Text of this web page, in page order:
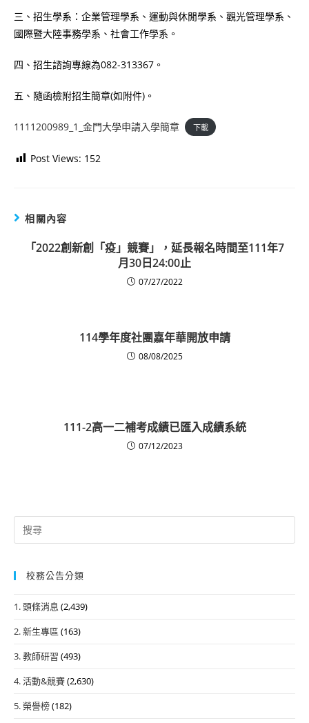
三、招生學系：企業管理學系、運動與休閒學系、觀光管理學系、
國際暨大陸事務學系、社會工作學系。
四、招生諮詢專線為082-313367。
五、隨函檢附招生簡章(如附件)。
1111200989_1_金門大學申請入學簡章 下載
Post Views: 152
相關內容
「2022創新創「疫」競賽」，延長報名時間至111年7
月30日24:00止
07/27/2022
114學年度社團嘉年華開放申請
08/08/2025
111-2高一二補考成績已匯入成績系統
07/12/2023
Search
for:
校務公告分類
1. 頭條消息 (2,439)
2. 新生專區 (163)
3. 教師研習 (493)
4. 活動&競賽(2,630)
5. 榮譽榜(182)